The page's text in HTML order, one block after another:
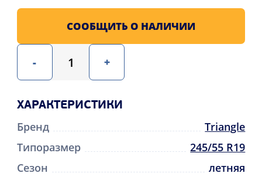
- +
СООБЩИТЬ О НАЛИЧИИ
ХАРАКТЕРИСТИКИ
Бренд
Triangle
Типоразмер
245/55 R19
Сезон
летняя